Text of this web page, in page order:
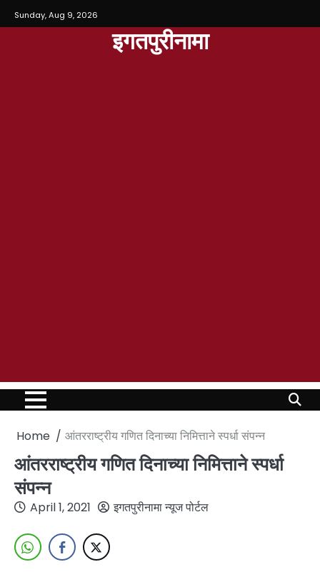
Sunday, Aug 9, 2026
इगतपुरीनामा
Home आंतरराष्ट्रीय गणित दिनाच्या निमित्ताने स्पर्धा संपन्न
आंतरराष्ट्रीय गणित दिनाच्या निमित्ताने स्पर्धा
संपन्न
April 1, 2021 इगतपुरीनामा न्यूज पोर्टल